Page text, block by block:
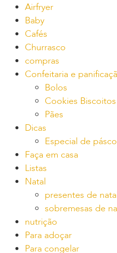
Airfryer
Baby
Cafés
Churrasco
compras
Confeitaria e
Bolos
Cookies
Pães
Dicas
Especial de
Faça em casa
Listas
Natal
presentes de
sobremesas de
nutrição
Para adoçar
Para congelar